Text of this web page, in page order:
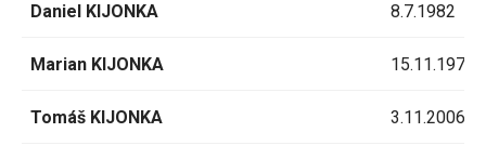
Daniel KIJONKA 8.7.1982
Marian KIJONKA 15.11.1975
Tomáš KIJONKA 3.11.2006